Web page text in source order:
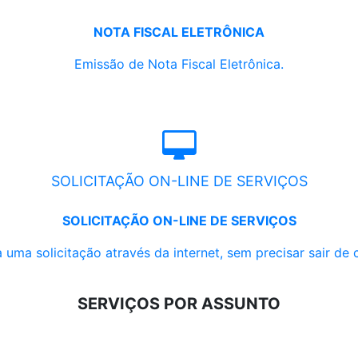
NOTA FISCAL ELETRÔNICA
Emissão de Nota Fiscal Eletrônica.
SOLICITAÇÃO ON-LINE DE SERVIÇOS
SOLICITAÇÃO ON-LINE DE SERVIÇOS
uma solicitação através da internet, sem precisar sair de
SERVIÇOS POR ASSUNTO